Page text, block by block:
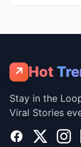
↗ Hot
Stay in the
Viral Stories
Facebook
X